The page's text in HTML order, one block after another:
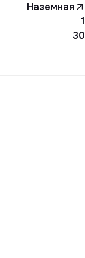
Наземная
1
30